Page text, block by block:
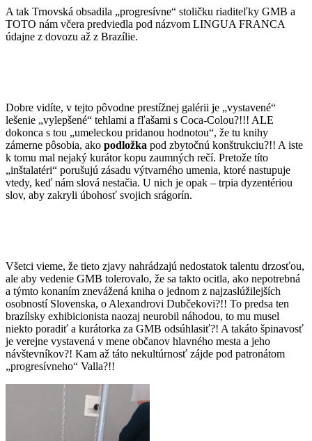
A tak Trnovská obsadila „progresívne“ stoličku riaditeľky GMB a
TOTO nám včera predviedla pod názvom LINGUA FRANCA
údajne z dovozu až z Brazílie.
Dobre vidíte, v tejto pôvodne prestížnej galérii je „vystavené“
lešenie „vylepšené“ tehlami a fľašami s Coca-Colou?!!! ALE
dokonca s tou „umeleckou pridanou hodnotou“, že tu knihy
zámerne pôsobia, ako podložka pod zbytočnú konštrukciu?!! A iste
k tomu mal nejaký kurátor kopu zaumných rečí. Pretože títo
„inštalatéri“ porušujú zásadu výtvarného umenia, ktoré nastupuje
vtedy, keď nám slová nestačia. U nich je opak – trpia dyzentériou
slov, aby zakryli úbohosť svojich srágorín.
Všetci vieme, že tieto zjavy nahrádzajú nedostatok talentu drzosťou,
ale aby vedenie GMB tolerovalo, že sa takto ocitla, ako nepotrebná
a týmto konaním znevážená kniha o jednom z najzaslúžilejších
osobností Slovenska, o Alexandrovi Dubčekovi?!! To predsa ten
brazílsky exhibicionista naozaj neurobil náhodou, to mu musel
niekto poradiť a kurátorka za GMB odsúhlasiť?! A takáto špinavosť
je verejne vystavená v mene občanov hlavného mesta a jeho
návštevníkov?! Kam až táto nekultúrnosť zájde pod patronátom
„progresívneho“ Valla?!!